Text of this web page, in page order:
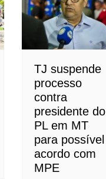
TJ suspende
processo
contra
presidente do
PL em MT
para possível
acordo com
MPE